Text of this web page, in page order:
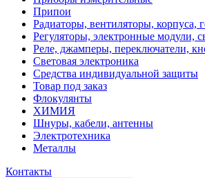
Припои
Радиаторы, вентиляторы, корпуса,
Регуляторы, электронные модули,
Реле, джамперы, переключатели,
Световая электроника
Средства индивидуальной защиты
Товар под заказ
Флокулянты
ХИМИЯ
Шнуры, кабели, антенны
Электротехника
Металлы
Контакты